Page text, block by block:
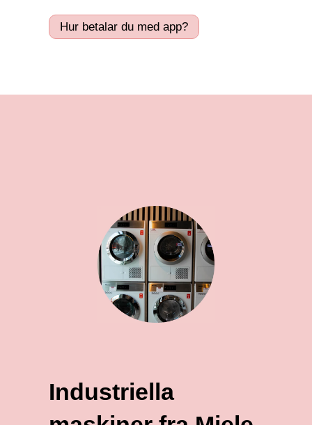
Hur betalar du med app?
Industriella